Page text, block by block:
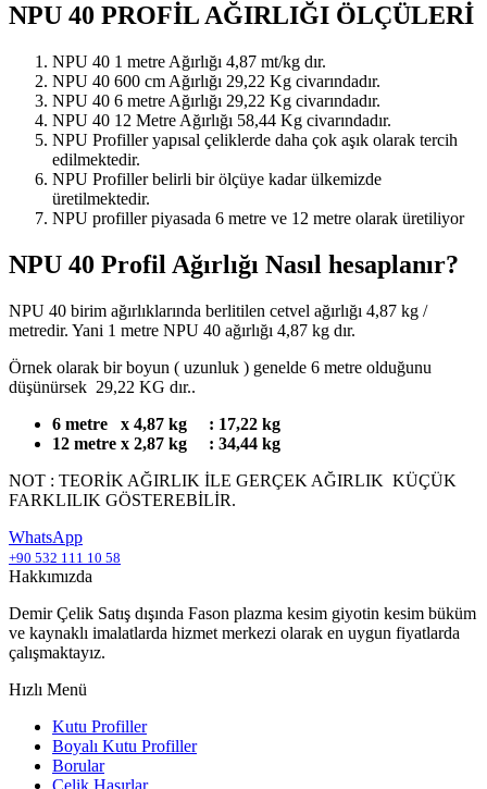
NPU 40 PROFİL AĞIRLIĞI ÖLÇÜLERİ
NPU 40 1 metre Ağırlığı 4,87 mt/kg dır.
NPU 40 600 cm Ağırlığı 29,22 Kg civarındadır.
NPU 40 6 metre Ağırlığı 29,22 Kg civarındadır.
NPU 40 12 Metre Ağırlığı 58,44 Kg civarındadır.
NPU Profiller yapısal çeliklerde daha çok aşık olarak tercih
edilmektedir.
NPU Profiller belirli bir ölçüye kadar ülkemizde
üretilmektedir.
NPU profiller piyasada 6 metre ve 12 metre olarak üretiliyor
NPU 40 Profil Ağırlığı Nasıl hesaplanır?
NPU 40 birim ağırlıklarında berlitilen cetvel ağırlığı 4,87 kg /
metredir. Yani 1 metre NPU 40 ağırlığı 4,87 kg dır.
Örnek olarak bir boyun ( uzunluk ) genelde 6 metre olduğunu
düşünürsek 29,22 KG dır..
6 metre x 4,87 kg : 17,22 kg
12 metre x 2,87 kg : 34,44 kg
NOT : TEORİK AĞIRLIK İLE GERÇEK AĞIRLIK KÜÇÜK
FARKLILIK GÖSTEREBİLİR.
WhatsApp
+90 532 111 10 58
Hakkımızda
Demir Çelik Satış dışında Fason plazma kesim giyotin kesim büküm
ve kaynaklı imalatlarda hizmet merkezi olarak en uygun fiyatlarda
çalışmaktayız.
Hızlı Menü
Kutu Profiller
Boyalı Kutu Profiller
Borular